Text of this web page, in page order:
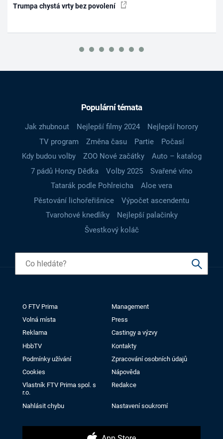
Trumpa chystá vrty bez povolení
Populární témata
Jak zhubnout Nejlepší filmy 2024
Nejlepší horory
TV program
Změna času Partie
Počasí
Kdy budou volby
ZOO Nové začátky
Auto – katalog
7 pádů Honzy Dědka
Volby 2025
Svařené víno
Tatarák podle Pohlreicha
Aloe vera
Pěstování lichořeřišnice
Výpočet ascendentu
Tvarohové knedlíky
Nejlepší palačinky
Švestkový koláč
O FTV Prima
Management
Volná místa
Press
Reklama
Castingy a výzvy
HbbTV
Kontakty
Podmínky užívání
Zpracování osobních údajů
Cookies
Nápověda
Vlastník FTV Prima spol. s
r.o.
Redakce
Nahlásit chybu Nastavení soukromí